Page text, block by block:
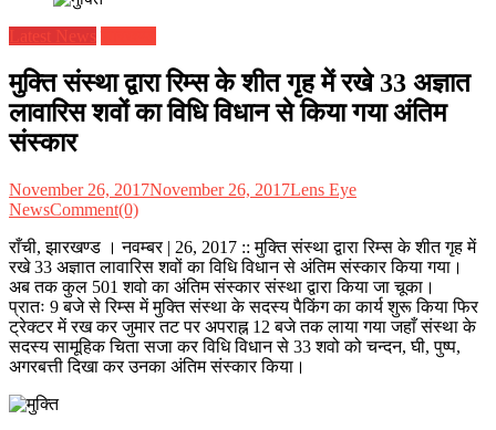
Latest News
मुक्ति संस्था द्वारा रिम्स के शीत गृह में रखे 33 अज्ञात
लावारिस शवों का विधि विधान से किया गया अंतिम
संस्कार
November 26, 2017November 26, 2017Lens Eye
NewsComment(0)
राँची, झारखण्ड । नवम्बर | 26, 2017 :: मुक्ति संस्था द्वारा रिम्स के शीत गृह में
रखे 33 अज्ञात लावारिस शवों का विधि विधान से अंतिम संस्कार किया गया।
अब तक कुल 501 शवो का अंतिम संस्कार संस्था द्वारा किया जा चूका।
प्रातः 9 बजे से रिम्स में मुक्ति संस्था के सदस्य पैकिंग का कार्य शुरू किया फिर
ट्रेक्टर में रख कर जुमार तट पर अपराह्न 12 बजे तक लाया गया जहाँ संस्था के
सदस्य सामूहिक चिता सजा कर विधि विधान से 33 शवो को चन्दन, घी, पुष्प,
अगरबत्ती दिखा कर उनका अंतिम संस्कार किया।